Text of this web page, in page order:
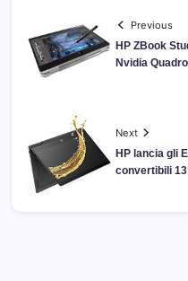
Previous
HP ZBook
Nvidia
Next
HP lancia gli
convertibili